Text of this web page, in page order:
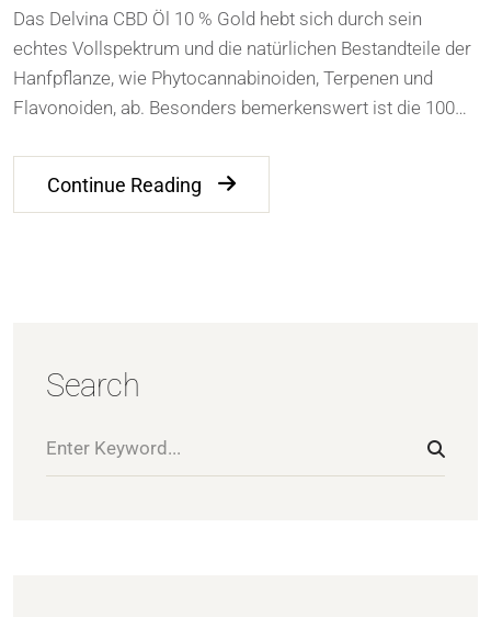
Das Delvina CBD Öl 10 % Gold hebt sich durch sein
echtes Vollspektrum und die natürlichen Bestandteile der
Hanfpflanze, wie Phytocannabinoiden, Terpenen und
Flavonoiden, ab. Besonders bemerkenswert ist die 100…
Continue Reading
Search